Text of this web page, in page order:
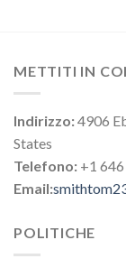
METTITI IN
Indirizzo:4906
States
Telefono: +1
Email:
POLITICHE